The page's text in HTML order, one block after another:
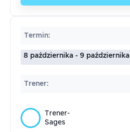
Termin:
8 października - 9 października
Trener:
Trener-
Sages